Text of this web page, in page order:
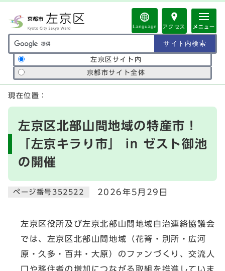
Language アクセス メニュー
サイト内検索の範囲
左京区サイト内
京都市サイト全体
ここから本文です
現在位置：
左京区北部山間地域の特産市！
「左京キラり市」 in ゼスト御池
の開催
ページ番号352522 2026年5月29日
左京区役所及び左京北部山間地域自治連絡協議会
では、左京区北部山間地域（花脊・別所・広河
原・久多・百井・大原）のファンづくり、交流人
口や移住者の増加につながる取組を推進していま